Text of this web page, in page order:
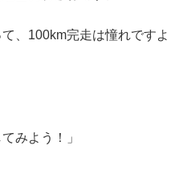
、100km完走は憧れですよ
みよう！」